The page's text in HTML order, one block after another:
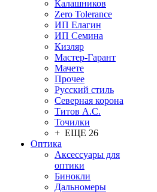
Калашников
Zero Tolerance
ИП Елагин
ИП Семина
Кизляр
Мастер-Гарант
Мачете
Прочее
Русский стиль
Северная корона
Титов А.С.
Точилки
+ ЕЩЕ 26
Оптика
Аксессуары для
оптики
Бинокли
Дальномеры